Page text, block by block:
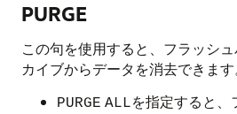
PURGE
この句を使用すると、フラッシ
カイブからデータを消去できます
PURGE ALLを指定すると、